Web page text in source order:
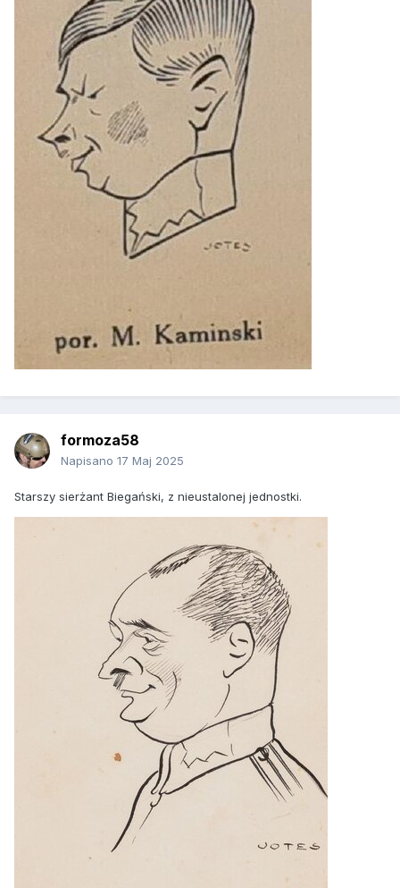
formoza58
Napisano 17 Maj 2025
Starszy sierżant Biegański, z nieustalonej jednostki.